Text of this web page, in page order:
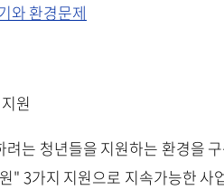
와 환경문제
원
는 청년들을 지원하는 환경을
" 3가지 지원으로 지속가능한 사